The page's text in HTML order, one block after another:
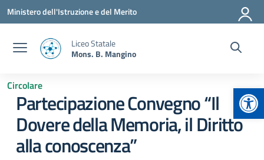
Vai ai contenuti
Vai al menu di navigazione
Vai al footer
Ministero dell'Istruzione e del Merito
Liceo Statale
Mons. B. Mangino
Circolare
Partecipazione Convegno “Il
Dovere della Memoria, il Diritto
alla conoscenza”